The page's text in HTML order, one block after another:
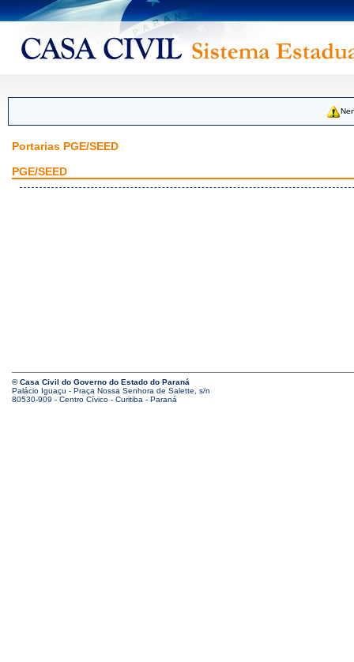
Portarias PGE/SEED
PGE/SEED
© Casa Civil do Governo do Estado do Paraná
Palácio Iguaçu - Praça Nossa Senhora de Salette, s/n
80530-909 - Centro Cívico - Curitiba - Paraná